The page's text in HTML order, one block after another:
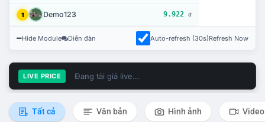
1 Demo123 9.922 đ
Hide Module Diễn đàn Auto-refresh (30s)Refresh Now
LIVE PRICE Đang tải giá live...
Tất cả Văn bản Hình ảnh Video